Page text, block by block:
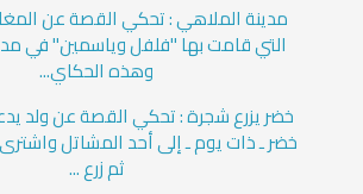
مدينة الملاهي : تحكي القصة عن
التي قامت بها "فلفل وياسمين" في
وهذه الحكاي...
خضر يزرع شجرة : تحكي القصة عن ولد
خضر ـ ذات يوم ـ إلى أحد المشاتل
ثم زرع ...